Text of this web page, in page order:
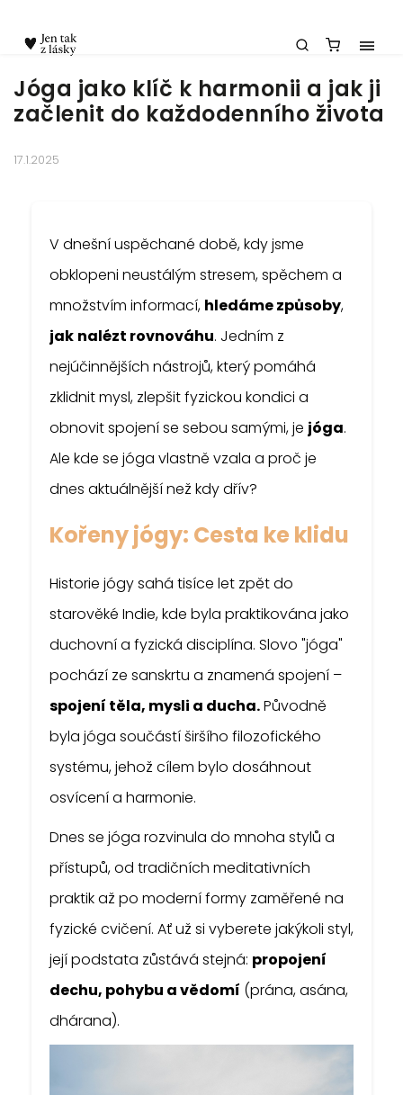
Jóga jako klíč k harmonii a jak ji
začlenit do každodenního života
17.1.2025
V dnešní uspěchané době, kdy jsme
obklopeni neustálým stresem, spěchem a
množstvím informací, hledáme způsoby,
jak nalézt rovnováhu. Jedním z
nejúčinnějších nástrojů, který pomáhá
zklidnit mysl, zlepšit fyzickou kondici a
obnovit spojení se sebou samými, je jóga.
Ale kde se jóga vlastně vzala a proč je
dnes aktuálnější než kdy dřív?
Kořeny jógy: Cesta ke klidu
Historie jógy sahá tisíce let zpět do
starověké Indie, kde byla praktikována jako
duchovní a fyzická disciplína. Slovo "jóga"
pochází ze sanskrtu a znamená spojení –
spojení těla, mysli a ducha.Původně
byla jóga součástí širšího filozofického
systému, jehož cílem bylo dosáhnout
osvícení a harmonie.
Dnes se jóga rozvinula do mnoha stylů a
přístupů, od tradičních meditativních
praktik až po moderní formy zaměřené na
fyzické cvičení. Ať už si vyberete jakýkoli styl,
její podstata zůstává stejná: propojení
dechu, pohybu a vědomí (prána, asána,
dhárana).